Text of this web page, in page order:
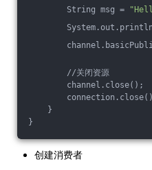
String msg =
//关闭资源
channel.close();
}
}
创建消费者